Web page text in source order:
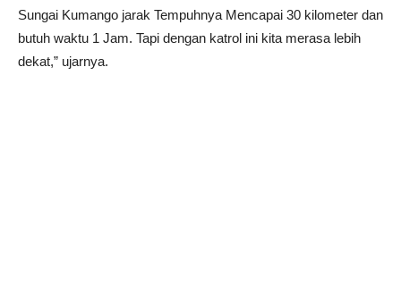
Sungai Kumango jarak Tempuhnya Mencapai 30 kilometer dan
butuh waktu 1 Jam. Tapi dengan katrol ini kita merasa lebih
dekat,” ujarnya.